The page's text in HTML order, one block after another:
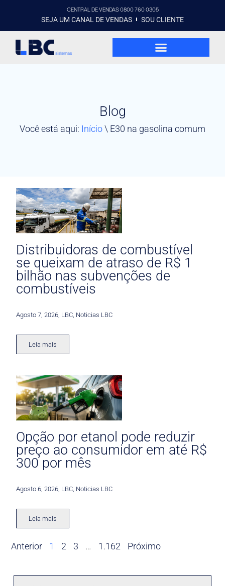
CENTRAL DE VENDAS 0800 760 0305
SEJA UM CANAL DE VENDAS SOU CLIENTE
Blog
Você está aqui: Início\ E30 na gasolina comum
Distribuidoras de combustível
se queixam de atraso de R$ 1
bilhão nas subvenções de
combustíveis
Agosto 7, 2026 LBC Noticias LBC
Leia mais
Opção por etanol pode reduzir
preço ao consumidor em até R$
300 por mês
Agosto 6, 2026 LBC Noticias LBC
Leia mais
Anterior 1 2 3 … 1.162 Próximo